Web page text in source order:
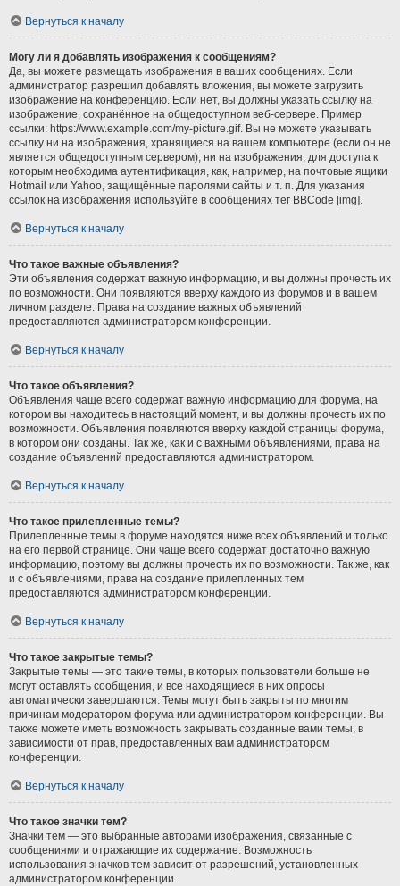
Вернуться к началу
Могу ли я добавлять изображения к сообщениям?
Да, вы можете размещать изображения в ваших сообщениях. Если
администратор разрешил добавлять вложения, вы можете загрузить
изображение на конференцию. Если нет, вы должны указать ссылку на
изображение, сохранённое на общедоступном веб-сервере. Пример
ссылки: https://www.example.com/my-picture.gif. Вы не можете указывать
ссылку ни на изображения, хранящиеся на вашем компьютере (если он не
является общедоступным сервером), ни на изображения, для доступа к
которым необходима аутентификация, как, например, на почтовые ящики
Hotmail или Yahoo, защищённые паролями сайты и т. п. Для указания
ссылок на изображения используйте в сообщениях тег BBCode [img].
Вернуться к началу
Что такое важные объявления?
Эти объявления содержат важную информацию, и вы должны прочесть их
по возможности. Они появляются вверху каждого из форумов и в вашем
личном разделе. Права на создание важных объявлений
предоставляются администратором конференции.
Вернуться к началу
Что такое объявления?
Объявления чаще всего содержат важную информацию для форума, на
котором вы находитесь в настоящий момент, и вы должны прочесть их по
возможности. Объявления появляются вверху каждой страницы форума,
в котором они созданы. Так же, как и с важными объявлениями, права на
создание объявлений предоставляются администратором.
Вернуться к началу
Что такое прилепленные темы?
Прилепленные темы в форуме находятся ниже всех объявлений и только
на его первой странице. Они чаще всего содержат достаточно важную
информацию, поэтому вы должны прочесть их по возможности. Так же, как
и с объявлениями, права на создание прилепленных тем
предоставляются администратором конференции.
Вернуться к началу
Что такое закрытые темы?
Закрытые темы — это такие темы, в которых пользователи больше не
могут оставлять сообщения, и все находящиеся в них опросы
автоматически завершаются. Темы могут быть закрыты по многим
причинам модератором форума или администратором конференции. Вы
также можете иметь возможность закрывать созданные вами темы, в
зависимости от прав, предоставленных вам администратором
конференции.
Вернуться к началу
Что такое значки тем?
Значки тем — это выбранные авторами изображения, связанные с
сообщениями и отражающие их содержание. Возможность
использования значков тем зависит от разрешений, установленных
администратором конференции.